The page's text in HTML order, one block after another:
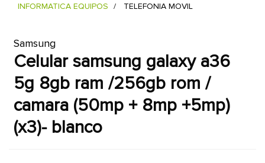
INFORMATICA EQUIPOS TELEFONIA MOVIL
Samsung
celular samsung galaxy a36
5g 8gb ram /256gb rom /
camara (50mp + 8mp +5mp)
(x3)- blanco